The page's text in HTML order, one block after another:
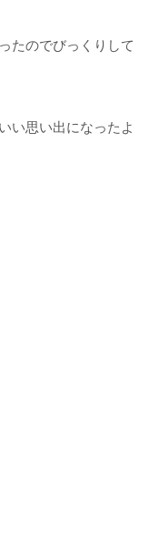
たのでびっくりして
い思い出になったよ